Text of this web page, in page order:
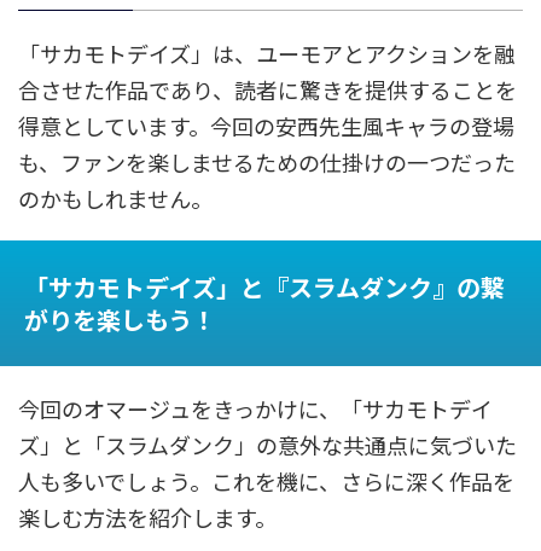
「サカモトデイズ」は、ユーモアとアクションを融
合させた作品であり、読者に驚きを提供することを
得意としています。今回の安西先生風キャラの登場
も、ファンを楽しませるための仕掛けの一つだった
のかもしれません。
「サカモトデイズ」と『スラムダンク』の繋
がりを楽しもう！
今回のオマージュをきっかけに、「サカモトデイ
ズ」と「スラムダンク」の意外な共通点に気づいた
人も多いでしょう。これを機に、さらに深く作品を
楽しむ方法を紹介します。